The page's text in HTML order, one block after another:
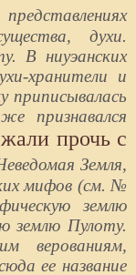
духи.
В ниуэанских
хранители и
приписывалась
признавался
прочь с
Земля,
мифов (см. №
землю
землю Пулоту.
верованиям,
ее название